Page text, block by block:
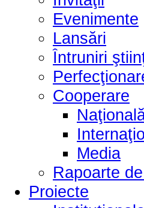
Evenimente
Lansări
Întruniri
Cooperare
Media
Rapoarte
Proiecte